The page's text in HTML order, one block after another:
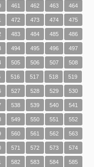
461 462 463 464
472 473 474 475
483 484 485 486
494 495 496 497
505 506 507 508
516 517 518 519
527 528 529 530
538 539 540 541
549 550 551 552
560 561 562 563
571 572 573 574
582 583 584 585